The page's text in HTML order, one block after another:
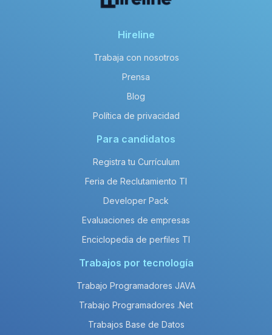
Hireline
Trabaja con nosotros
Prensa
Blog
Política de privacidad
Para candidatos
Registra tu Currículum
Feria de Reclutamiento TI
Developer Pack
Evaluaciones de empresas
Enciclopedia de perfiles TI
Trabajos por tecnología
Trabajo Programadores JAVA
Trabajo Programadores .Net
Trabajos Base de Datos